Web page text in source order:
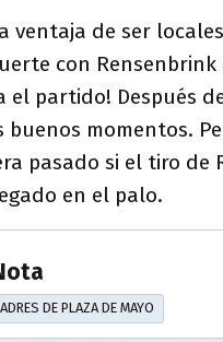
ventaja de ser
con
el partido! Después
buenos momentos.
pasado si el tiro de
en el palo.
DE PLAZA DE MAYO